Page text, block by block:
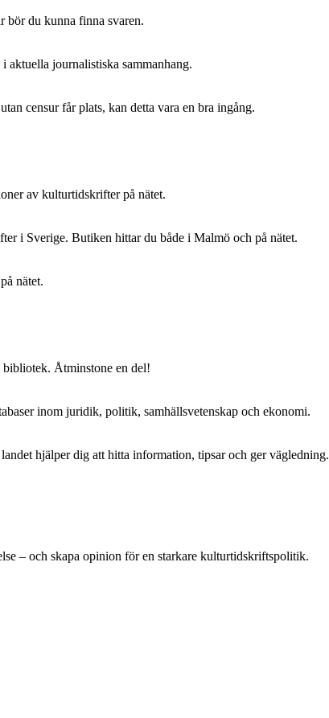
bör du kunna finna svaren.
aktuella journalistiska sammanhang.
censur får plats, kan detta vara en bra ingång.
av kulturtidskrifter på nätet.
i Sverige. Butiken hittar du både i Malmö och på nätet.
nätet.
Åtminstone en del!
inom juridik, politik, samhällsvetenskap och ekonomi.
hjälper dig att hitta information, tipsar och ger vägledning.
– och skapa opinion för en starkare kulturtidskriftspolitik.